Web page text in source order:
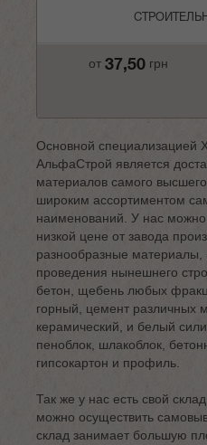
от37,50 грн
Основной специализацией
АльфаСтрой является
материалов самого
широким ассортиментом
наименований. У нас можно
низкой цене от завода
разнообразные
проведения нынешнего
бетон, щебень любых
горный, цемент различных
керамический, и белый
пеноблок, шлакоблок,
гипсокартон и профиль.
Так же у нас есть свой
можно осуществить
склад занимает большую